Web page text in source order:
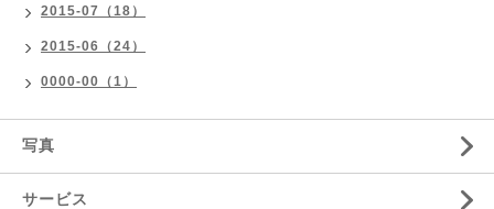
2015-07（18）
2015-06（24）
0000-00（1）
写真
サービス